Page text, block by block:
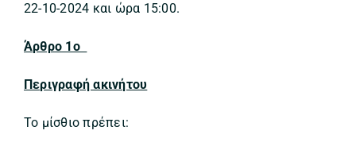
22-10-2024 και ώρα 15:00.
Άρθρο 1ο
Περιγραφή ακινήτου
Το μίσθιο πρέπει: